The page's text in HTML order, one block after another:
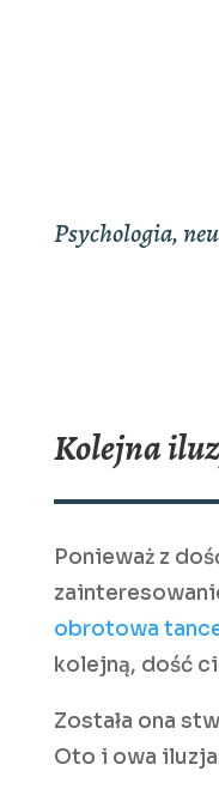
Psychologia,
Kolejna
Ponieważ z
obrotowa
kolejną, dość
Została ona
Oto i owa